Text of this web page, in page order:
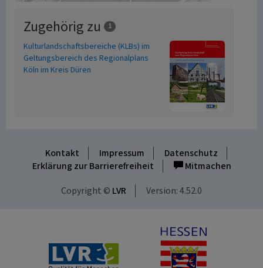
Zugehörig zu 1
Kulturlandschaftsbereiche (KLBs) im
Geltungsbereich des Regionalplans
Köln im Kreis Düren
Kontakt Impressum
Datenschutz
Erklärung zur Barrierefreiheit
Mitmachen
Copyright © LVR Version: 4.52.0